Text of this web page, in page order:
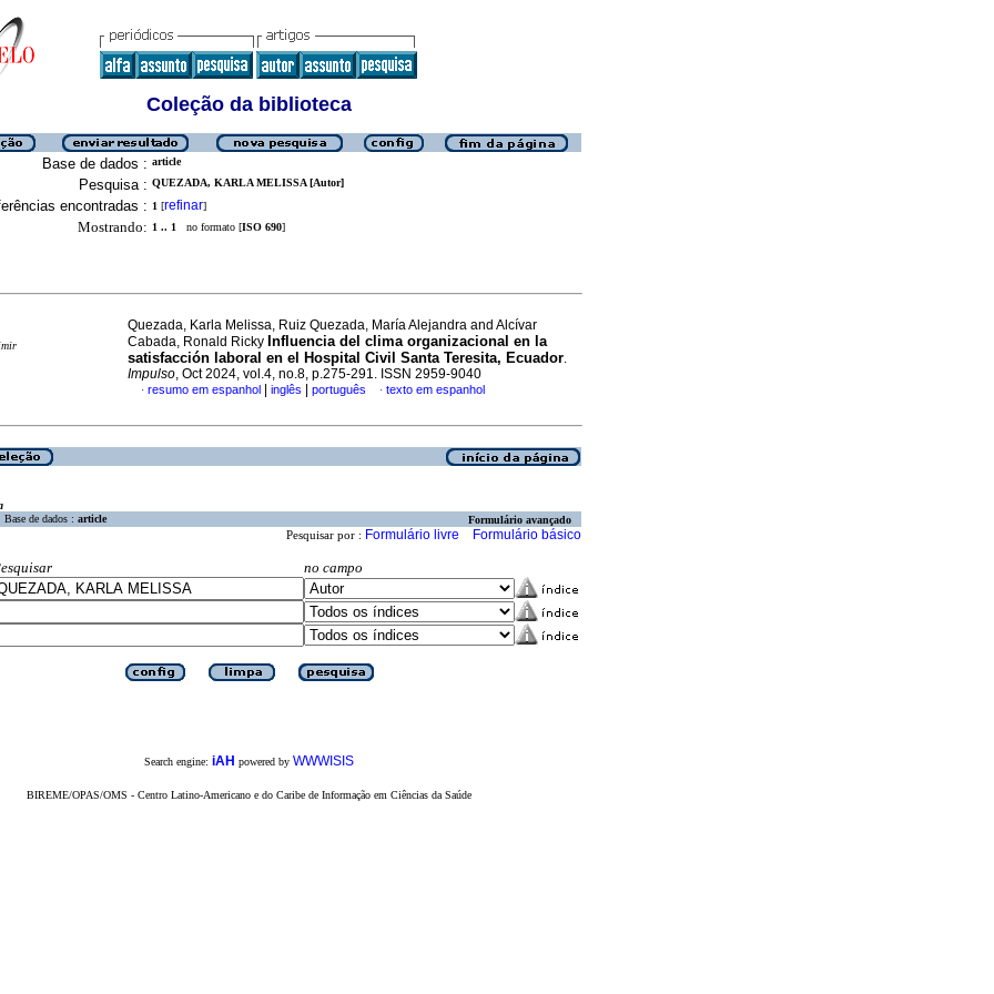
Coleção da biblioteca
Base de dados : article
Pesquisa : QUEZADA, KARLA MELISSA [Autor]
encontradas : 1 [refinar]
Mostrando: 1 .. 1 no formato [ISO 690]
Quezada, Karla Melissa, Ruiz Quezada, María Alejandra and Alcívar
Cabada, Ronald Ricky Influencia del clima organizacional en la
satisfacción laboral en el Hospital Civil Santa Teresita, Ecuador.
Impulso, Oct 2024, vol.4, no.8, p.275-291. ISSN 2959-9040
· resumo em espanhol inglês português · texto em espanhol
Base de dados : article Formulário avançado
Pesquisar por : Formulário livre Formulário básico
no campo
Search engine: iAH powered by WWWISIS
BIREME/OPAS/OMS - Centro Latino-Americano e do Caribe de Informação em Ciências da Saúde